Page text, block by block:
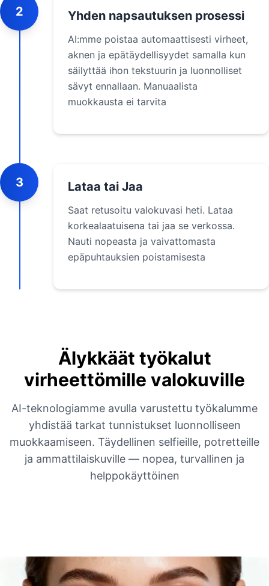
2 Yhden napsautuksen prosessi
AI:mme poistaa automaattisesti virheet,
aknen ja epätäydellisyydet samalla kun
säilyttää ihon tekstuurin ja luonnolliset
sävyt ennallaan. Manuaalista
muokkausta ei tarvita
3 Lataa tai Jaa
Saat retusoitu valokuvasi heti. Lataa
korkealaatuisena tai jaa se verkossa.
Nauti nopeasta ja vaivattomasta
epäpuhtauksien poistamisesta
Älykkäät työkalut
virheettömille valokuville
AI-teknologiamme avulla varustettu työkalumme
yhdistää tarkat tunnistukset luonnolliseen
muokkaamiseen. Täydellinen selfieille, potretteille
ja ammattilaiskuville — nopea, turvallinen ja
helppokäyttöinen